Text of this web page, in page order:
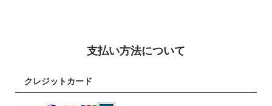
支払い方法について
クレジットカード